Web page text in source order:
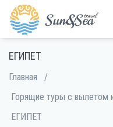
ЕГИПЕТ
Главная
/
Горящие туры с вылетом
ЕГИПЕТ